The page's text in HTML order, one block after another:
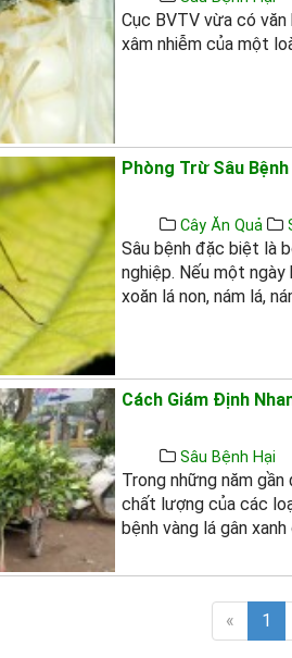
Cục BVTV vừa có
xâm nhiễm của một
Phòng Trừ Sâu
Cây Ăn Quả
Sâu bệnh đặc biệt là
nghiệp. Nếu một
xoăn lá non, nám lá,
Cách Giám Định
Sâu Bệnh Hại
Trong những năm
chất lượng của các
bệnh vàng lá gân xanh
« 1